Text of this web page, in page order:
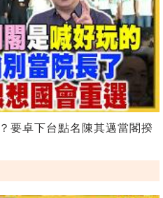
要卓下台點名陳其邁當閣揆